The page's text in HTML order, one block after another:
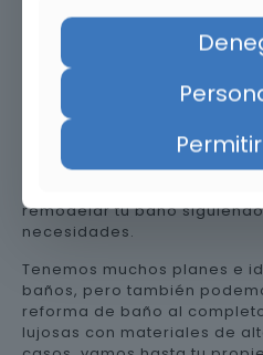
Precio de
remodelar tu baño
necesidades.
Tenemos muchos planes e
baños, pero también
reforma de baño al
lujosas con materiales de